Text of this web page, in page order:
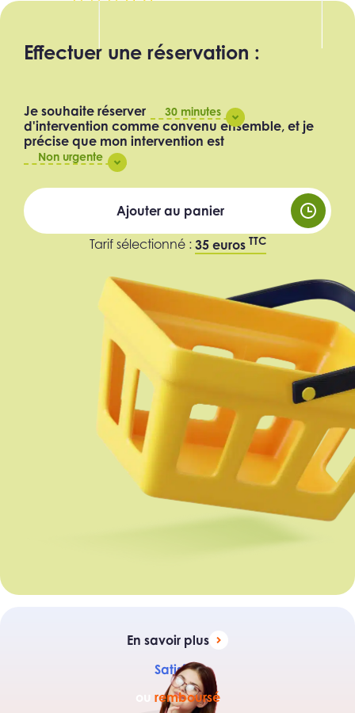
Effectuer une réservation :
Je souhaite réserver 30 minutes
d'intervention comme convenu ensemble, et je
précise que mon intervention est
Non urgente
Tarif sélectionné : 35 euros TTC
Ajouter au panier
Satisfait
remboursé
En savoir plus